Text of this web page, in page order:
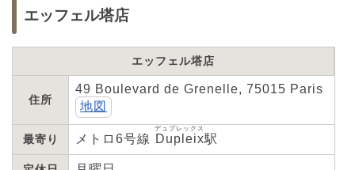
エッフェル塔店
エッフェル塔店
住所
49 Boulevard de Grenelle, 75015 Paris
地図
最寄り メトロ6号線 Dupleix
デュプレックス
駅